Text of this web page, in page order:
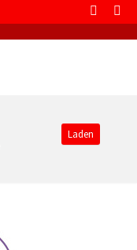
Laden